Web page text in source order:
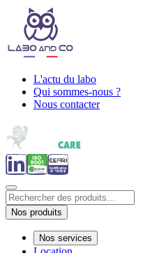
L'actu du labo
Qui sommes-nous ?
Nous contacter
Nos produits
Nos services